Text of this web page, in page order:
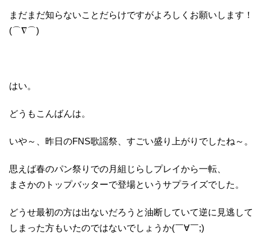
まだまだ知らないことだらけですがよろしくお願いします！
(⌒∇⌒)
はい。
どうもこんばんは。
いや～、昨日のFNS歌謡祭、すごい盛り上がりでしたね～。
思えば春のパン祭りでの月組じらしプレイから一転、
まさかのトップバッターで登場というサプライズでした。
どうせ最初の方は出ないだろうと油断していて逆に見逃して
しまった方もいたのではないでしょうか(￣∀￣;)